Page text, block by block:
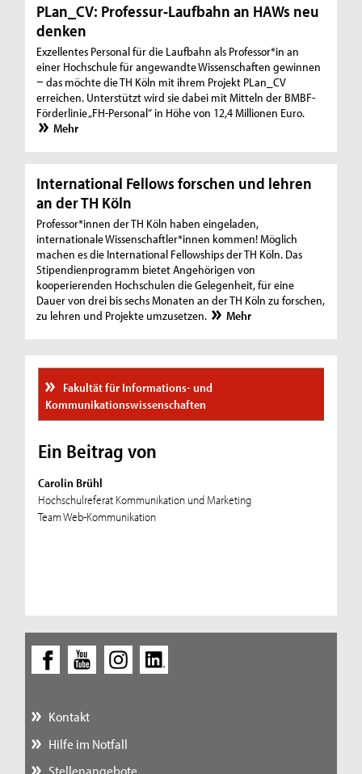
PLan_CV: Professur-Laufbahn an HAWs neu
denken
Exzellentes Personal für die Laufbahn als Professor*in an
einer Hochschule für angewandte Wissenschaften gewinnen
− das möchte die TH Köln mit ihrem Projekt PLan_CV
erreichen. Unterstützt wird sie dabei mit Mitteln der BMBF-
Förderlinie „FH-Personal“ in Höhe von 12,4 Millionen Euro.
Mehr
International Fellows forschen und lehren
an der TH Köln
Professor*innen der TH Köln haben eingeladen,
internationale Wissenschaftler*innen kommen! Möglich
machen es die International Fellowships der TH Köln. Das
Stipendienprogramm bietet Angehörigen von
kooperierenden Hochschulen die Gelegenheit, für eine
Dauer von drei bis sechs Monaten an der TH Köln zu forschen,
zu lehren und Projekte umzusetzen.
Mehr
Fakultät für Informations- und
Kommunikationswissenschaften
Ein Beitrag von
Carolin Brühl
Hochschulreferat Kommunikation und Marketing
Team Web-Kommunikation
Kontakt
Hilfe im Notfall
Stellenangebote